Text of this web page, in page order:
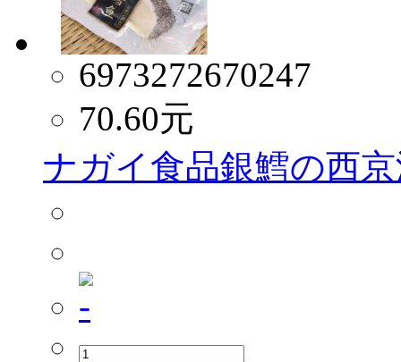
6973272670247
70.60元
ナガイ食品銀鱈の西